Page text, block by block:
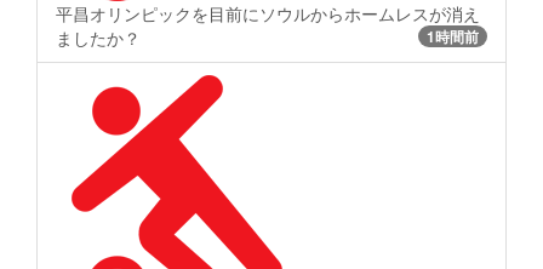
平昌オリンピックを目前にソウルからホームレスが消え
ましたか？
1時間前